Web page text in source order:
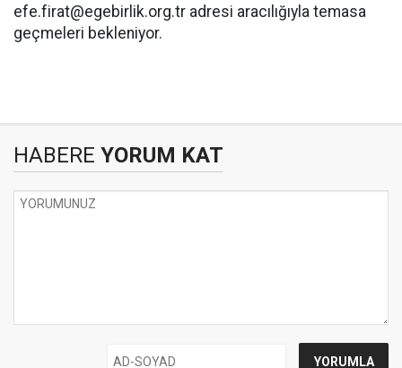
efe.firat@egebirlik.org.tr adresi aracılığıyla temasa
geçmeleri bekleniyor.
HABERE YORUM KAT